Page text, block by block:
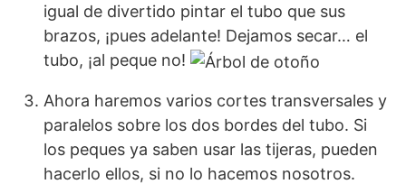
igual de divertido pintar el tubo que sus
brazos, ¡pues adelante! Dejamos secar… el
tubo, ¡al peque no!
Ahora haremos varios cortes transversales y
paralelos sobre los dos bordes del tubo. Si
los peques ya saben usar las tijeras, pueden
hacerlo ellos, si no lo hacemos nosotros.